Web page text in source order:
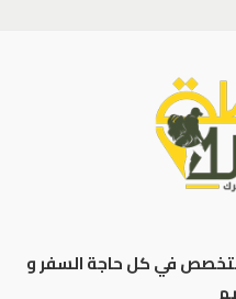
في كل حاجة السفر و